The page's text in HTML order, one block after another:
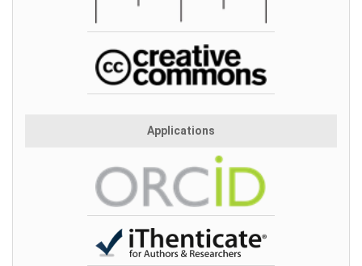
Applications